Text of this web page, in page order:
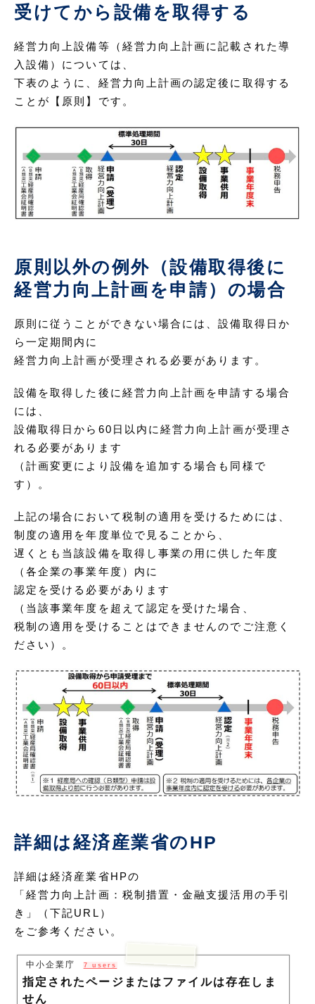
受けてから設備を取得する
経営力向上設備等（経営力向上計画に記載された導
入設備）については、
下表のように、経営力向上計画の認定後に取得する
ことが【原則】です。
原則以外の例外（設備取得後に
経営力向上計画を申請）の場合
原則に従うことができない場合には、設備取得日か
ら一定期間内に
経営力向上計画が受理される必要があります。
設備を取得した後に経営力向上計画を申請する場合
には、
設備取得日から60日以内に経営力向上計画が受理さ
れる必要があります
（計画変更により設備を追加する場合も同様で
す）。
上記の場合において税制の適用を受けるためには、
制度の適用を年度単位で見ることから、
遅くとも当該設備を取得し事業の用に供した年度
（各企業の事業年度）内に
認定を受ける必要があります
（当該事業年度を超えて認定を受けた場合、
税制の適用を受けることはできませんのでご注意く
ださい）。
詳細は経済産業省のHP
詳細は経済産業省HPの
「経営力向上計画：税制措置・金融支援活用の手引
き」（下記URL）
をご参考ください。
中小企業庁 7 users
指定されたページまたはファイルは存在しま
せん